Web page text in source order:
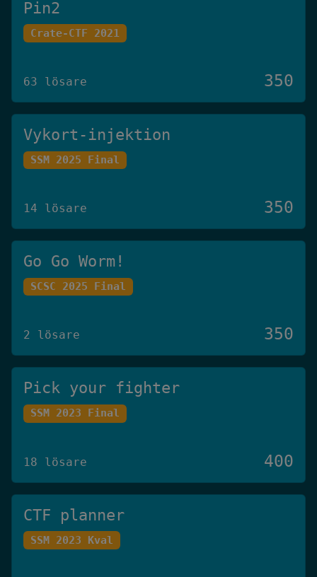
Pin2
Crate-CTF 2021
63 lösare 350
Vykort-injektion
SSM 2025 Final
14 lösare 350
Go Go Worm!
SCSC 2025 Final
2 lösare 350
Pick your fighter
SSM 2023 Final
18 lösare 400
CTF planner
SSM 2023 Kval